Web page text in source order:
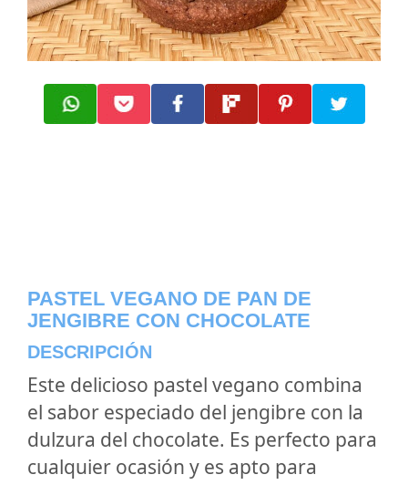
PASTEL VEGANO DE PAN DE
JENGIBRE CON CHOCOLATE
DESCRIPCIÓN
Este delicioso pastel vegano combina
el sabor especiado del jengibre con la
dulzura del chocolate. Es perfecto para
cualquier ocasión y es apto para